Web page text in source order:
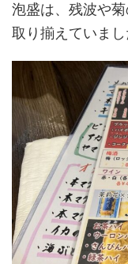
泡盛は、残波や
取り揃えていまし